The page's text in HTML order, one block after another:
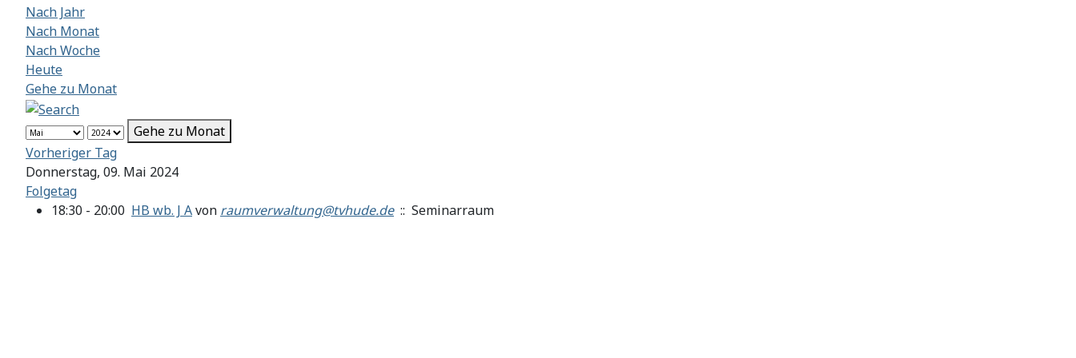
Nach Jahr
Nach Monat
Nach Woche
Heute
Gehe zu Monat
Gehe zu Monat
Vorheriger Tag
Donnerstag, 09. Mai 2024
Folgetag
18:30 - 20:00 HB wb. J Avon raumverwaltung@tvhude.de:: Seminarraum